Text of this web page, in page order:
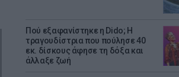
Πού εξαφανίστηκε η Dido; Η
τραγουδίστρια που πούλησε 40
εκ. δίσκους άφησε τη δόξα και
άλλαξε ζωή